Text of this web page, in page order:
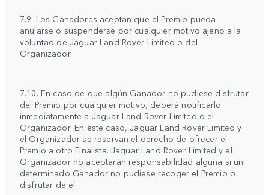
7.9. Los Ganadores aceptan que el Premio pueda
anularse o suspenderse por cualquier motivo ajeno a la
voluntad de Jaguar Land Rover Limited o del
Organizador.
7.10. En caso de que algún Ganador no pudiese disfrutar
del Premio por cualquier motivo, deberá notificarlo
inmediatamente a Jaguar Land Rover Limited o el
Organizador. En este caso, Jaguar Land Rover Limited y
el Organizador se reservan el derecho de ofrecer el
Premio a otro Finalista. Jaguar Land Rover Limited y el
Organizador no aceptarán responsabilidad alguna si un
determinado Ganador no pudiese recoger el Premio o
disfrutar de él.